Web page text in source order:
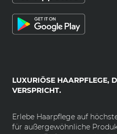
LUXURIÖSE HAARPFLEGE,
VERSPRICHT.
Erlebe Haarpflege auf
für außergewöhnliche